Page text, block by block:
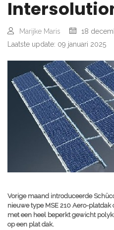
Marijke Maris
18
Laatste update: 09 januari 2025
Vorige maand introduceerde
nieuwe type MSE 210 Aero-
met een heel beperkt gewicht
op een plat dak.